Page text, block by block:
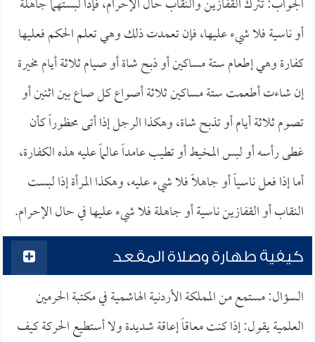
أو ناسية فلا شيء عليها، فإن تعمدت ذلك وهي تعلم الحكم فعليها
كفارة وهي إطعام ستة مساكين أو ذبح شاة أو صيام ثلاثة أيام مخيرة
إن شاءت أطعمت ستة مساكين ثلاثة أصواع كل صاع بين اثنين أو
تصوم ثلاثة أيام أو تذبح شاة، وهكذا الرجل إذا أتى محظوراً كأن
غطى رأسه أو لبس المخيط أو تطيب عامداً عالماً عليه هذه الكفارة،
أما إذا فعل ناسياً أو جاهلاً فلا شيء عليه، وهكذا المرأة إذا لبست
النقاب أو القفازين ناسية أو جاهلة فلا شيء عليها في حال الإحرام.
كيفية طهارة وصلاة المقعد
السؤال: مستمع من المملكة الأردنية الهاشمية في مكتبة الحرمين
العلمية يقول: إذا كنت معاقاً إعاقة شديدة ولا أستطيع الحركة كيف